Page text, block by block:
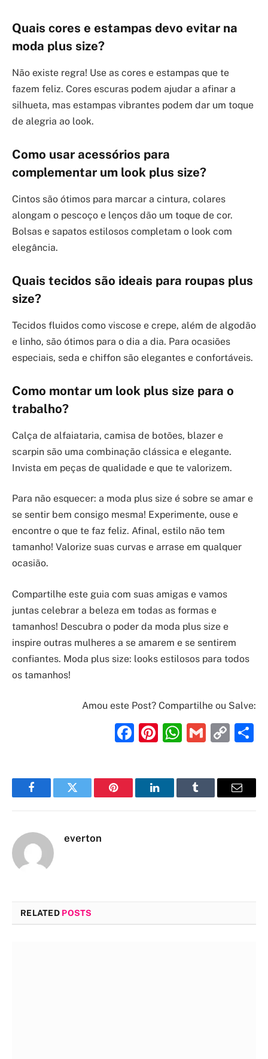
Quais cores e estampas devo evitar na
moda plus size?
Não existe regra! Use as cores e estampas que te
fazem feliz. Cores escuras podem ajudar a afinar a
silhueta, mas estampas vibrantes podem dar um toque
de alegria ao look.
Como usar acessórios para
complementar um look plus size?
Cintos são ótimos para marcar a cintura, colares
alongam o pescoço e lenços dão um toque de cor.
Bolsas e sapatos estilosos completam o look com
elegância.
Quais tecidos são ideais para roupas plus
size?
Tecidos fluidos como viscose e crepe, além de algodão
e linho, são ótimos para o dia a dia. Para ocasiões
especiais, seda e chiffon são elegantes e confortáveis.
Como montar um look plus size para o
trabalho?
Calça de alfaiataria, camisa de botões, blazer e
scarpin são uma combinação clássica e elegante.
Invista em peças de qualidade e que te valorizem.
Para não esquecer: a moda plus size é sobre se amar e
se sentir bem consigo mesma! Experimente, ouse e
encontre o que te faz feliz. Afinal, estilo não tem
tamanho! Valorize suas curvas e arrase em qualquer
ocasião.
Compartilhe este guia com suas amigas e vamos
juntas celebrar a beleza em todas as formas e
tamanhos! Descubra o poder da moda plus size e
inspire outras mulheres a se amarem e se sentirem
confiantes. Moda plus size: looks estilosos para todos
os tamanhos!
Amou este Post? Compartilhe ou Salve:
Facebook
Pinterest
Gmail
FacebookTwitter Pinterest LinkedInTumblr Email
everton
RELATED POSTS